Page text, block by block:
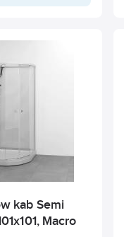
kab Semi
Macro